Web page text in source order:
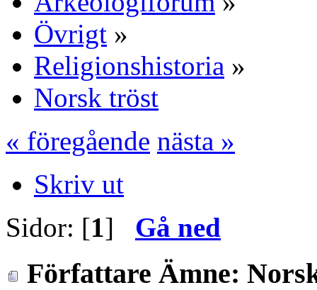
Övrigt »
Religionshistoria »
Norsk tröst
« föregående nästa »
Skriv ut
Sidor: [1] Gå ned
Författare Ämne: